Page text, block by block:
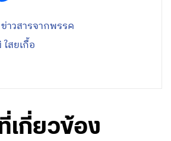
ข่าวสารจากพรรค
สยเกื้อ
เกี่ยวข้อง